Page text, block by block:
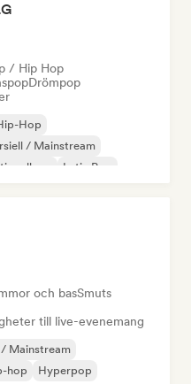
/ Hip Hop
Drömpop
Hop
/ Mainstream
rap Latin Pop
och basSmuts
till live-evenemang
Mainstream
hop
Hyperpop